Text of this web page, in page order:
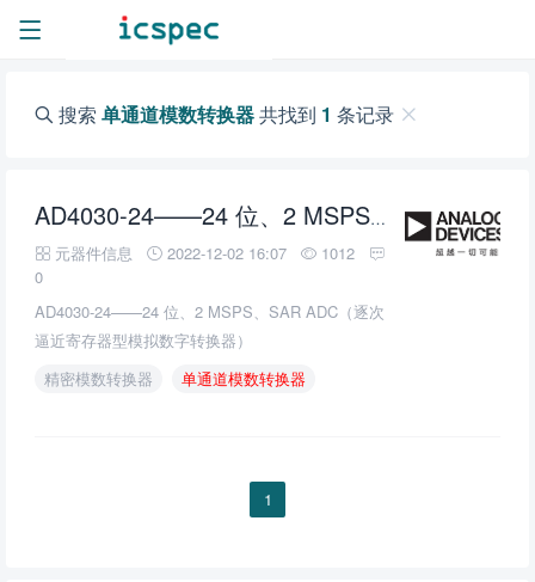
搜索 单通道模数转换器共找到 1 条记录
AD4030-24——24 位、2 MSPS、SAR ADC（逐次逼近寄存器型模拟数字转换器）
元器件信息
2022-12-02 16:07
1012
0
AD4030-24——24 位、2 MSPS、SAR ADC（逐次
逼近寄存器型模拟数字转换器）
精密模数转换器
单通道模数转换器
1